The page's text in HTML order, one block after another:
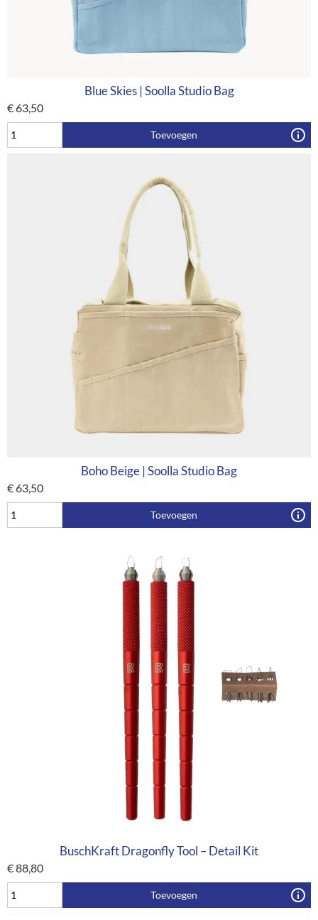
Blue Skies | Soolla Studio Bag
€63,50
Toevoegen
Boho Beige | Soolla Studio Bag
€63,50
Toevoegen
BuschKraft Dragonfly Tool – Detail Kit
€88,80
Toevoegen